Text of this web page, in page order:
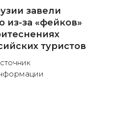
завели
из-за «фейков»
туристов